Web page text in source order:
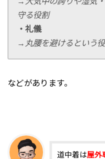
守る役割
・礼儀
→丸腰を避けるという
などがあります。
道中着は屋外